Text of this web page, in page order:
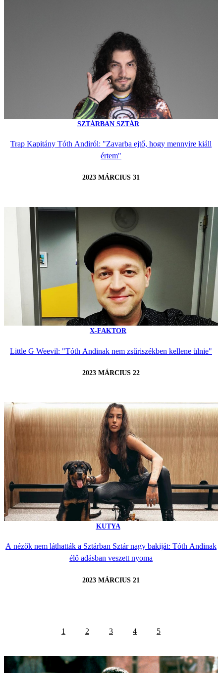
SZTÁRBAN SZTÁR
Trap Kapitány Tóth Andiról: "Zavarba ejtő, hogy mennyire kiáll
értem"
2023 MÁRCIUS 31
X-FAKTOR
Little G Weevil: "Tóth Andinak nem zsűriszékben kellene ülnie"
2023 MÁRCIUS 22
KUTYA
A nézők nem láthatták a Sztárban Sztár nagy bakiját: Tóth Andinak
élő adásban veszett nyoma
2023 MÁRCIUS 21
1 2 3 4 5